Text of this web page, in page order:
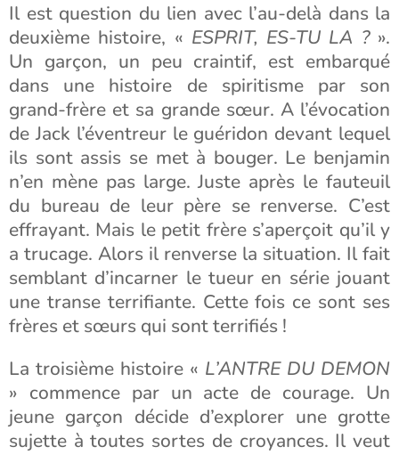
Il est question du lien avec l’au-delà dans la
deuxième histoire, « ESPRIT, ES-TU LA ?».
Un garçon, un peu craintif, est embarqué
dans une histoire de spiritisme par son
grand-frère et sa grande sœur. A l’évocation
de Jack l’éventreur le guéridon devant lequel
ils sont assis se met à bouger. Le benjamin
n’en mène pas large. Juste après le fauteuil
du bureau de leur père se renverse. C’est
effrayant. Mais le petit frère s’aperçoit qu’il y
a trucage. Alors il renverse la situation. Il fait
semblant d’incarner le tueur en série jouant
une transe terrifiante. Cette fois ce sont ses
frères et sœurs qui sont terrifiés !
La troisième histoire « L’ANTRE DU DEMON
» commence par un acte de courage. Un
jeune garçon décide d’explorer une grotte
sujette à toutes sortes de croyances. Il veut